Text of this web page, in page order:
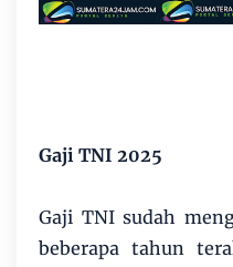
Gaji TNI 2025
Gaji TNI sudah
beberapa tahun